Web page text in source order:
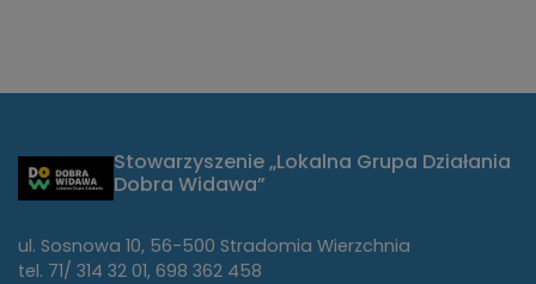
Stowarzyszenie „Lokalna Grupa Działania
Dobra Widawa”
ul. Sosnowa 10, 56-500 Stradomia Wierzchnia
tel. 71/ 314 32 01, 698 362 458